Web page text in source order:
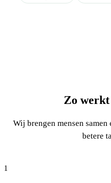
Zo
Wij brengen mensen
betere
1